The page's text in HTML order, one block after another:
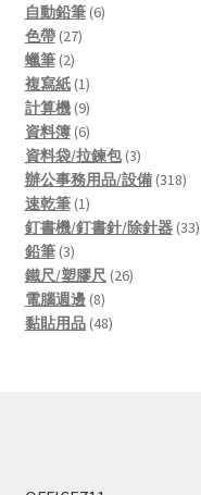
products
自動鉛筆 66
色帶 2727
蠟筆 22
products
複寫紙 11
product
計算機 99
products
資料簿 66
products
資料袋/拉鍊包 33
products
辦公事務用品/設備 318318
速乾筆 11
product
釘書機/釘書針/除針器 3333
鉛筆 33
products
鐵尺/塑膠尺 2626
電腦週邊 88
products
黏貼用品 4848